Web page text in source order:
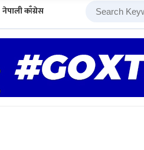
नेपाली काँग्रेस